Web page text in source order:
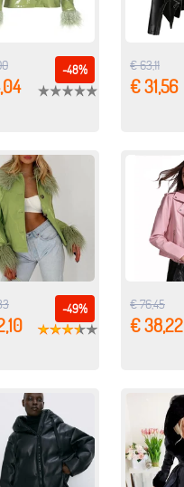
-48% € 63,11
€ 31,56
-49% € 76,45
€ 38,22